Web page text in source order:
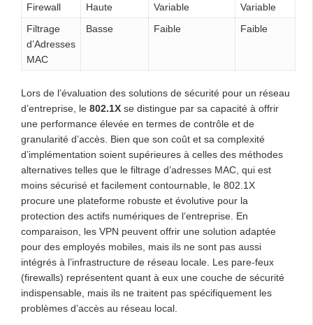
Firewall
Haute Variable
Variable
Filtrage
d’Adresses
MAC
Basse Faible Faible
Lors de l’évaluation des solutions de sécurité pour un réseau
d’entreprise, le 802.1X se distingue par sa capacité à offrir
une performance élevée en termes de contrôle et de
granularité d’accès. Bien que son coût et sa complexité
d’implémentation soient supérieures à celles des méthodes
alternatives telles que le filtrage d’adresses MAC, qui est
moins sécurisé et facilement contournable, le 802.1X
procure une plateforme robuste et évolutive pour la
protection des actifs numériques de l’entreprise. En
comparaison, les VPN peuvent offrir une solution adaptée
pour des employés mobiles, mais ils ne sont pas aussi
intégrés à l’infrastructure de réseau locale. Les pare-feux
(firewalls) représentent quant à eux une couche de sécurité
indispensable, mais ils ne traitent pas spécifiquement les
problèmes d’accès au réseau local.